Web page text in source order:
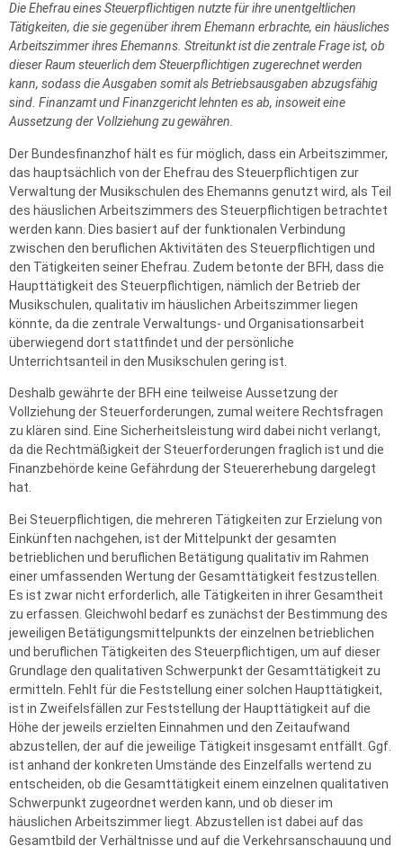
Die Ehefrau eines Steuerpflichtigen nutzte für ihre unentgeltlichen
Tätigkeiten, die sie gegenüber ihrem Ehemann erbrachte, ein häusliches
Arbeitszimmer ihres Ehemanns. Streitunkt ist die zentrale Frage ist, ob
dieser Raum steuerlich dem Steuerpflichtigen zugerechnet werden
kann, sodass die Ausgaben somit als Betriebsausgaben abzugsfähig
sind. Finanzamt und Finanzgericht lehnten es ab, insoweit eine
Aussetzung der Vollziehung zu gewähren.
Der Bundesfinanzhof hält es für möglich, dass ein Arbeitszimmer,
das hauptsächlich von der Ehefrau des Steuerpflichtigen zur
Verwaltung der Musikschulen des Ehemanns genutzt wird, als Teil
des häuslichen Arbeitszimmers des Steuerpflichtigen betrachtet
werden kann. Dies basiert auf der funktionalen Verbindung
zwischen den beruflichen Aktivitäten des Steuerpflichtigen und
den Tätigkeiten seiner Ehefrau. Zudem betonte der BFH, dass die
Haupttätigkeit des Steuerpflichtigen, nämlich der Betrieb der
Musikschulen, qualitativ im häuslichen Arbeitszimmer liegen
könnte, da die zentrale Verwaltungs- und Organisationsarbeit
überwiegend dort stattfindet und der persönliche
Unterrichtsanteil in den Musikschulen gering ist.
Deshalb gewährte der BFH eine teilweise Aussetzung der
Vollziehung der Steuerforderungen, zumal weitere Rechtsfragen
zu klären sind. Eine Sicherheitsleistung wird dabei nicht verlangt,
da die Rechtmäßigkeit der Steuerforderungen fraglich ist und die
Finanzbehörde keine Gefährdung der Steuererhebung dargelegt
hat.
Bei Steuerpflichtigen, die mehreren Tätigkeiten zur Erzielung von
Einkünften nachgehen, ist der Mittelpunkt der gesamten
betrieblichen und beruflichen Betätigung qualitativ im Rahmen
einer umfassenden Wertung der Gesamttätigkeit festzustellen.
Es ist zwar nicht erforderlich, alle Tätigkeiten in ihrer Gesamtheit
zu erfassen. Gleichwohl bedarf es zunächst der Bestimmung des
jeweiligen Betätigungsmittelpunkts der einzelnen betrieblichen
und beruflichen Tätigkeiten des Steuerpflichtigen, um auf dieser
Grundlage den qualitativen Schwerpunkt der Gesamttätigkeit zu
ermitteln. Fehlt für die Feststellung einer solchen Haupttätigkeit,
ist in Zweifelsfällen zur Feststellung der Haupttätigkeit auf die
Höhe der jeweils erzielten Einnahmen und den Zeitaufwand
abzustellen, der auf die jeweilige Tätigkeit insgesamt entfällt. Ggf.
ist anhand der konkreten Umstände des Einzelfalls wertend zu
entscheiden, ob die Gesamttätigkeit einem einzelnen qualitativen
Schwerpunkt zugeordnet werden kann, und ob dieser im
häuslichen Arbeitszimmer liegt. Abzustellen ist dabei auf das
Gesamtbild der Verhältnisse und auf die Verkehrsanschauung und